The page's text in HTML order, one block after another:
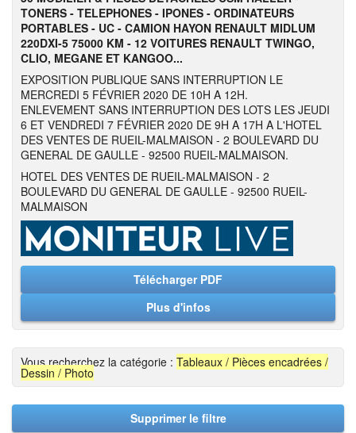
TONERS - TELEPHONES - IPONES - ORDINATEURS
PORTABLES - UC - CAMION HAYON RENAULT MIDLUM
220DXI-5 75000 KM - 12 VOITURES RENAULT TWINGO,
CLIO, MEGANE ET KANGOO...
EXPOSITION PUBLIQUE SANS INTERRUPTION LE
MERCREDI 5 FÉVRIER 2020 DE 10H A 12H.
ENLEVEMENT SANS INTERRUPTION DES LOTS LES JEUDI
6 ET VENDREDI 7 FÉVRIER 2020 DE 9H A 17H A L'HOTEL
DES VENTES DE RUEIL-MALMAISON - 2 BOULEVARD DU
GENERAL DE GAULLE - 92500 RUEIL-MALMAISON.
HOTEL DES VENTES DE RUEIL-MALMAISON - 2
BOULEVARD DU GENERAL DE GAULLE - 92500 RUEIL-
MALMAISON
Télécharger PDF
Plus d'infos
Vous recherchez la catégorie : Tableaux / Pièces encadrées /
Dessin / Photo
Supprimer le filtre